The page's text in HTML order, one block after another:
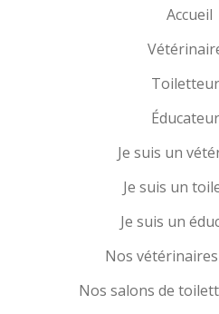
Accueil
Je suis un
Je suis un
Je suis un
Nos
Nos salons de